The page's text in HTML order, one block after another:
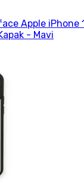
Apple iPhone
- Mavi